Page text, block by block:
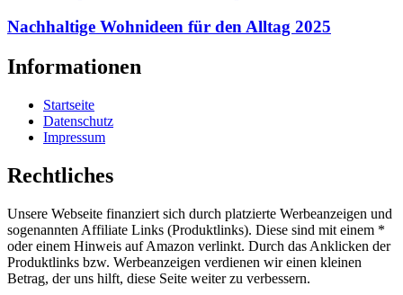
Nachhaltige Wohnideen für den Alltag 2025
Informationen
Startseite
Datenschutz
Impressum
Rechtliches
Unsere Webseite finanziert sich durch platzierte Werbeanzeigen und
sogenannten Affiliate Links (Produktlinks). Diese sind mit einem *
oder einem Hinweis auf Amazon verlinkt. Durch das Anklicken der
Produktlinks bzw. Werbeanzeigen verdienen wir einen kleinen
Betrag, der uns hilft, diese Seite weiter zu verbessern.